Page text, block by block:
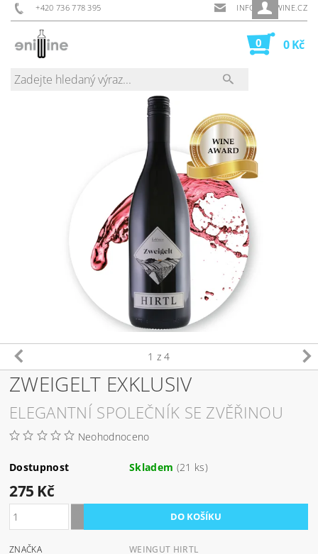
+420 736 778 395 INFO@ENIWINE.CZ
0 0 Kč
1 z 4
ZWEIGELT EXKLUSIV
ELEGANTNÍ SPOLEČNÍK SE ZVĚŘINOU
Neohodnoceno
Dostupnost Skladem (21 ks)
275 Kč
ZNAČKA
WEINGUT HIRTL